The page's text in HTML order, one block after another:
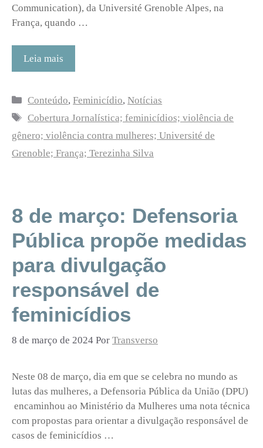
Communication), da Université Grenoble Alpes, na
França, quando …
Leia mais
Categorias
Conteúdo,Feminicídio,Notícias
Tags
Cobertura Jornalística; feminicídios; violência de
gênero; violência contra mulheres; Université de
Grenoble; França; Terezinha Silva
8 de março: Defensoria
Pública propõe medidas
para divulgação
responsável de
feminicídios
8 de março de 2024 Por Transverso
Neste 08 de março, dia em que se celebra no mundo as
lutas das mulheres, a Defensoria Pública da União (DPU)
encaminhou ao Ministério da Mulheres uma nota técnica
com propostas para orientar a divulgação responsável de
casos de feminicídios …